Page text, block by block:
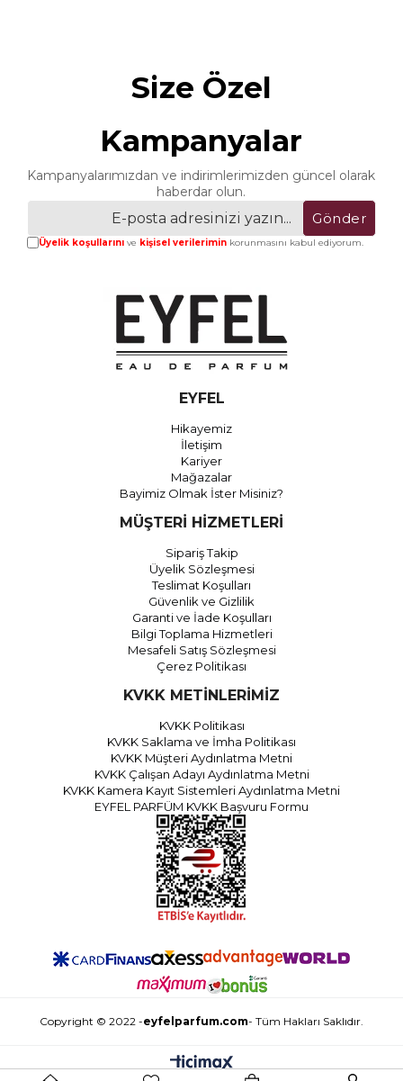
Size Özel
Kampanyalar
Kampanyalarımızdan ve indirimlerimizden güncel olarak
haberdar olun.
Gönder
Üyelik koşullarınıve kişisel verileriminkorunmasını kabul ediyorum.
EYFEL
Hikayemiz
İletişim
Kariyer
Mağazalar
Bayimiz Olmak İster Misiniz?
MÜŞTERİ HİZMETLERİ
Sipariş Takip
Üyelik Sözleşmesi
Teslimat Koşulları
Güvenlik ve Gizlilik
Garanti ve İade Koşulları
Bilgi Toplama Hizmetleri
Mesafeli Satış Sözleşmesi
Çerez Politikası
KVKK METİNLERİMİZ
KVKK Politikası
KVKK Saklama ve İmha Politikası
KVKK Müşteri Aydınlatma Metni
KVKK Çalışan Adayı Aydınlatma Metni
KVKK Kamera Kayıt Sistemleri Aydınlatma Metni
EYFEL PARFÜM KVKK Başvuru Formu
Copyright © 2022 -eyfelparfum.com- Tüm Hakları Saklıdır.